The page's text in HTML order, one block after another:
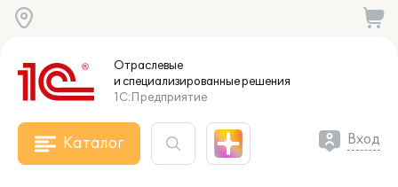
Отраслевые
и специализированныерешения
1С:Предприятие
Каталог Вход